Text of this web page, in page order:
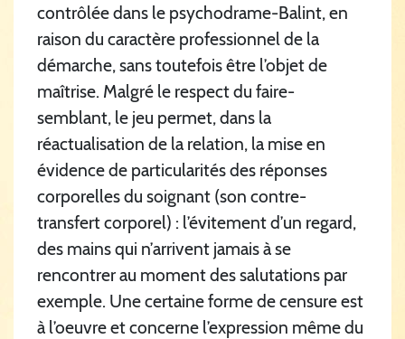
contrôlée dans le psychodrame-Balint, en
raison du caractère professionnel de la
démarche, sans toutefois être l’objet de
maîtrise. Malgré le respect du faire-
semblant, le jeu permet, dans la
réactualisation de la relation, la mise en
évidence de particularités des réponses
corporelles du soignant (son contre-
transfert corporel) : l’évitement d’un regard,
des mains qui n’arrivent jamais à se
rencontrer au moment des salutations par
exemple. Une certaine forme de censure est
à l’oeuvre et concerne l’expression même du